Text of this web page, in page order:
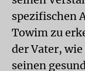
spezifischen
Towim zu
der Vater,
seinen